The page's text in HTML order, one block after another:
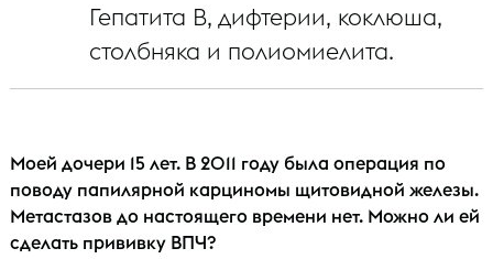
Гепатита В, дифтерии, коклюша,
столбняка и полиомиелита.
Моей дочери 15 лет. В 2011 году была операция по
поводу папилярной карциномы щитовидной железы.
Метастазов до настоящего времени нет. Можно ли ей
сделать прививку ВПЧ?